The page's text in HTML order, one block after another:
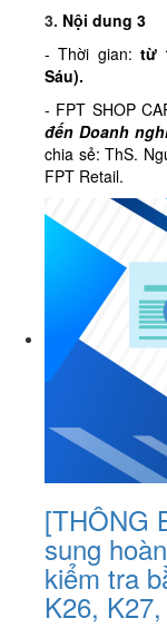
3. Nội dung 3
- Thời gian: từ
Sáu).
- FPT SHOP
đến Doanh
chia sẻ: ThS.
FPT Retail.
[THÔNG
sung
kiểm tra
K26,